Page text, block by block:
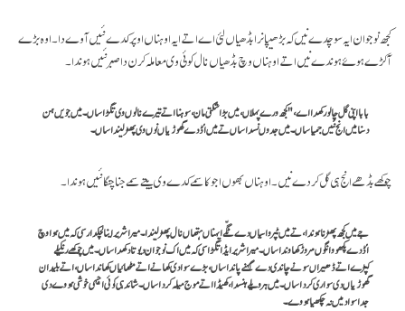
کجھ نوجوان ایہ سوچدے نیں کہ بڑھیپا نرا بڈھیاں لئی اے اتے ایہ اوہناں اوپر کدے نئیں آوے دا۔ اوہ بڑے
آکڑے ہوۓ ہوندے نیں اتے اوہناں وچ بڈھیاں نال کوئی وی معاملہ کرن دا صبر نئیں ہوندا۔
بابا اپنی گل چالو رکھدا اے،" کجھ ورے پہلاں، میں بڑا شکتی مان، سوہنا اتے تیرے نالوں وی تگڑا ساں۔ میں جویں ہن
دسنا میں انج نئیں جمیا ساں۔ میں جدوں نسدا ساں تے میں اُڈدے گھوڑیاں نوں وی پھڑ لیندا ساں۔
چوکھے بڈھے انج ہی گل کردے نیں۔ اوہناں بھوں اجوکا سمے کدے وی بیتے سمے جنا چنگا نئیں ہوندا۔
جے میں کجھ پھڑنا ہوندا، تے میں ٹپرواسیاں دے ٹگّے ایہناں ہتھاں نال پھڑ لیندا۔ میرا شریر اینا لچکدار سی کہ میں ہوا وچ
اُڈدے پکھو وانگوں مروڑ کھاوندا ساں۔ میرا شریر ایڈا تگڑا سی کہ میں اک نوجوان دیوتا دکھدا ساں۔ میں چوکھے رنگیلے
کپڑے اتے ڈھیراں سونے چاندی دے گہنے پاندا ساں، بڑے سوادی کھانے اتے مٹھائیاں کھاندا ساں، اتے بلیدان
گھوڑیاں دی سواری کردا ساں۔ میں ہر ویلے ہنسدا، کھیڈا اتے موج میلہ کردا ساں۔ شائد ہی کوئی اجیہی خوشی ہووے دی
جدا سواد میں نہ چکھیا ہووے۔